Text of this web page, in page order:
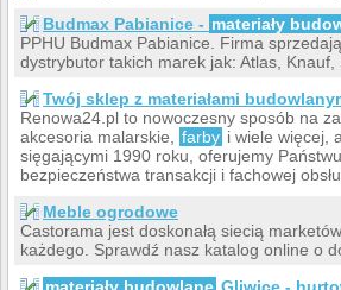
Budmax Pabianice - materiały
PPHU Budmax Pabianice. Firma
dystrybutor takich marek jak: Atlas, Knauf,
Twój sklep z materiałami
Renowa24.pl to nowoczesny sposób na
akcesoria malarskie,
farby i wiele więcej,
sięgającymi 1990 roku, oferujemy
bezpieczeństwa transakcji i fachowej
Meble ogrodowe
Castorama jest doskonałą siecią
każdego. Sprawdź nasz katalog online o